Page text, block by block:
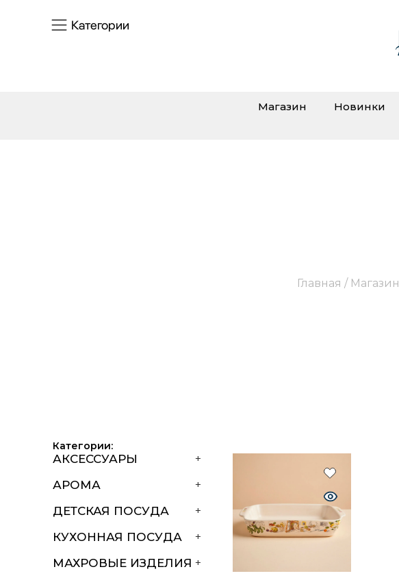
Категории
Магазин Новинки
Главная / Магазин
Категории:
+
АКСЕССУАРЫ
+
АРОМА
+
ДЕТСКАЯ ПОСУДА
+
КУХОННАЯ ПОСУДА
+
МАХРОВЫЕ ИЗДЕЛИЯ